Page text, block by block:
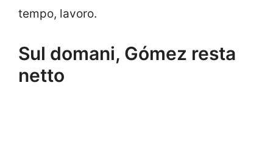
tempo, lavoro.
Sul domani, Gómez resta
netto